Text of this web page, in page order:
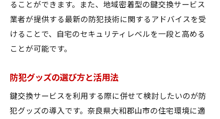
ることができます。また、地域密着型の鍵交換サービス
業者が提供する最新の防犯技術に関するアドバイスを受
けることで、自宅のセキュリティレベルを一段と高める
ことが可能です。
防犯グッズの選び方と活用法
鍵交換サービスを利用する際に併せて検討したいのが防
犯グッズの導入です。奈良県大和郡山市の住宅環境に適